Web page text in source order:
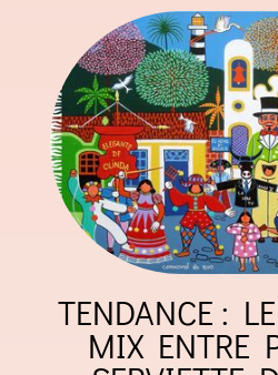
TENDANCE :
MIX ENTRE